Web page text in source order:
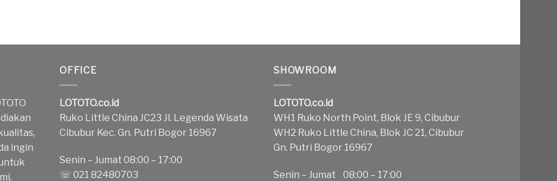
ingin
OFFICE
LOTOTO.co.id
Ruko Little China JC23 Jl. Legenda Wisata
Cibubur Kec. Gn. Putri Bogor 16967
Senin – Jumat 08:00 – 17:00
☏ 021 82480703
SHOWROOM
LOTOTO.co.id
WH1 Ruko North Point, Blok JE 9, Cibubur
WH2 Ruko Little China, Blok JC 21, Cibubur
Gn. Putri Bogor 16967
Senin – Jumat 08:00 – 17:00